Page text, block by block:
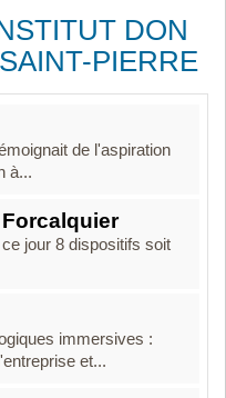
DON
PIERRE
de l'aspiration
à...
Forcalquier
jour 8 dispositifs soit
immersives :
et...